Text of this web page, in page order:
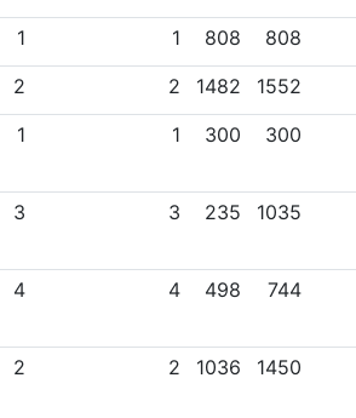
1 1 808 808
2 2 1482 1552
1 1 300 300
3 3 235 1035
4 4 498 744
2 2 1036 1450